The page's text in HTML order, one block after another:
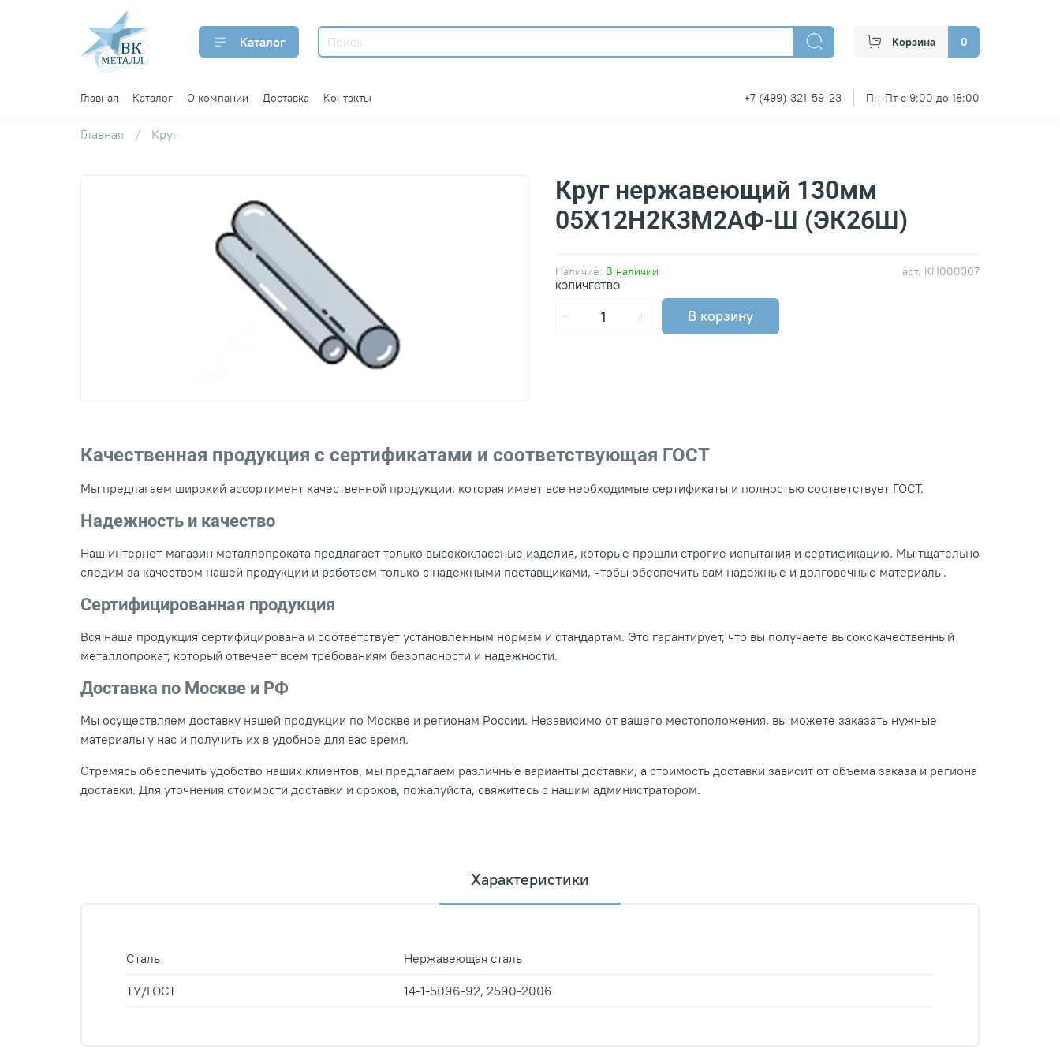
Каталог Корзина 0
Главная Каталог О компании Доставка Контакты +7 (499) 321-59-23 Пн-Пт с 9:00 до 18:00
Главная Круг
арт. КН000307
Наличие: В наличии
Круг нержавеющий 130мм
05Х12Н2К3М2АФ-Ш (ЭК26Ш)
КОЛИЧЕСТВО
В корзину
Качественная продукция с сертификатами и соответствующая ГОСТ
Мы предлагаем широкий ассортимент качественной продукции, которая имеет все необходимые сертификаты и полностью соответствует ГОСТ.
Надежность и качество
Наш интернет-магазин металлопроката предлагает только высококлассные изделия, которые прошли строгие испытания и сертификацию. Мы тщательно
следим за качеством нашей продукции и работаем только с надежными поставщиками, чтобы обеспечить вам надежные и долговечные материалы.
Сертифицированная продукция
Вся наша продукция сертифицирована и соответствует установленным нормам и стандартам. Это гарантирует, что вы получаете высококачественный
металлопрокат, который отвечает всем требованиям безопасности и надежности.
Доставка по Москве и РФ
Мы осуществляем доставку нашей продукции по Москве и регионам России. Независимо от вашего местоположения, вы можете заказать нужные
материалы у нас и получить их в удобное для вас время.
Стремясь обеспечить удобство наших клиентов, мы предлагаем различные варианты доставки, а стоимость доставки зависит от объема заказа и региона
доставки. Для уточнения стоимости доставки и сроков, пожалуйста, свяжитесь с нашим администратором.
Характеристики
Сталь Нержавеющая сталь
ТУ/ГОСТ 14-1-5096-92, 2590-2006